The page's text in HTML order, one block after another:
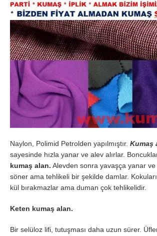
Naylon, Polimid Petrolden yapılmıştır. Kumaş
sayesinde hızla yanar ve alev alırlar.
kumaş alan. Alevden sonra yavaşça yanar
söner ama tehlikeli bir şekilde damlar.
kül bırakmazlar ama duman çok tehlikelidir.
Keten kumaş alan.
Bir selüloz lifi, tutuşması daha uzun sürer.